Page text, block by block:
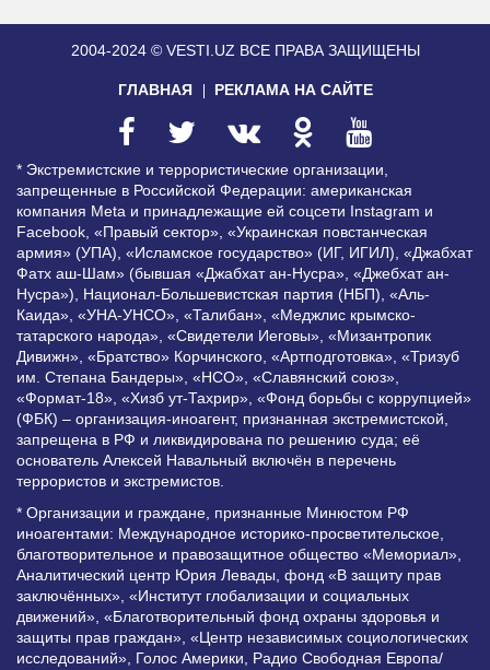
2004-2024 © VESTI.UZ ВСЕ ПРАВА ЗАЩИЩЕНЫ
ГЛАВНАЯ РЕКЛАМА НА САЙТЕ
* Экстремистские и террористические организации,
запрещенные в Российской Федерации: американская
компания Meta и принадлежащие ей соцсети Instagram и
Facebook, «Правый сектор», «Украинская повстанческая
армия» (УПА), «Исламское государство» (ИГ, ИГИЛ), «Джабхат
Фатх аш-Шам» (бывшая «Джабхат ан-Нусра», «Джебхат ан-
Нусра»), Национал-Большевистская партия (НБП), «Аль-
Каида», «УНА-УНСО», «Талибан», «Меджлис крымско-
татарского народа», «Свидетели Иеговы», «Мизантропик
Дивижн», «Братство» Корчинского, «Артподготовка», «Тризуб
им. Степана Бандеры», «НСО», «Славянский союз»,
«Формат-18», «Хизб ут-Тахрир», «Фонд борьбы с коррупцией»
(ФБК) – организация-иноагент, признанная экстремистской,
запрещена в РФ и ликвидирована по решению суда; её
основатель Алексей Навальный включён в перечень
террористов и экстремистов.
* Организации и граждане, признанные Минюстом РФ
иноагентами: Международное историко-просветительское,
благотворительное и правозащитное общество «Мемориал»,
Аналитический центр Юрия Левады, фонд «В защиту прав
заключённых», «Институт глобализации и социальных
движений», «Благотворительный фонд охраны здоровья и
защиты прав граждан», «Центр независимых социологических
исследований», Голос Америки, Радио Свободная Европа/